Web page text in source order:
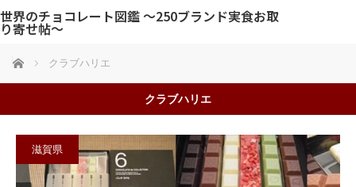
世界のチョコレート図鑑 〜250ブランド実食お取
り寄せ帖〜
ホーム クラブハリエ
クラブハリエ
滋賀県